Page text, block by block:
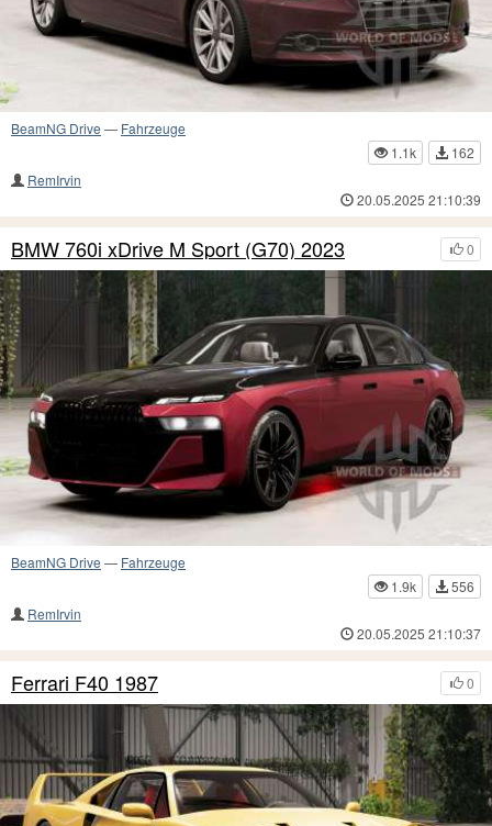
BeamNG Drive — Fahrzeuge
1.1k
162
RemIrvin
20.05.2025 21:10:39
0
BMW 760i xDrive M Sport (G70) 2023
BeamNG Drive — Fahrzeuge
1.9k
556
RemIrvin
20.05.2025 21:10:37
0
Ferrari F40 1987